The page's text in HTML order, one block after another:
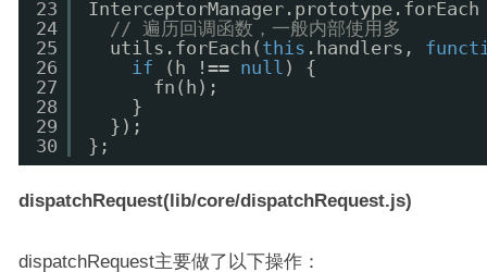
23
24
25
26
27
28
29
30
// 遍历回调函数，一般内部使用多
utils.forEach( this .handlers,
if
(h !== null ) {
fn(h);
}
});
};
dispatchRequest(lib/core/dispatchRequest.js)
dispatchRequest主要做了以下操作：